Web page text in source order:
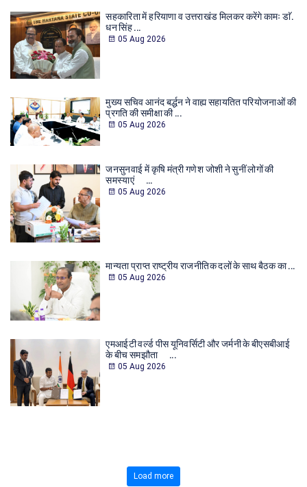
सहकारिता में हरियाणा व उत्तराखंड मिलकर करेंगे कामः डाॅ.
धन सिंह ...
05 Aug 2026
मुख्य सचिव आनंद बर्द्धन ने वाह्य सहायतित परियोजनाओं की
प्रगति की समीक्षा की ...
05 Aug 2026
जनसुनवाई में कृषि मंत्री गणेश जोशी ने सुनीं लोगों की
समस्याएं ...
05 Aug 2026
मान्यता प्राप्त राष्ट्रीय राजनीतिक दलों के साथ बैठक का ...
05 Aug 2026
एमआईटी वर्ल्ड पीस यूनिवर्सिटी और जर्मनी के बीएसबीआई
के बीच समझौता ...
05 Aug 2026